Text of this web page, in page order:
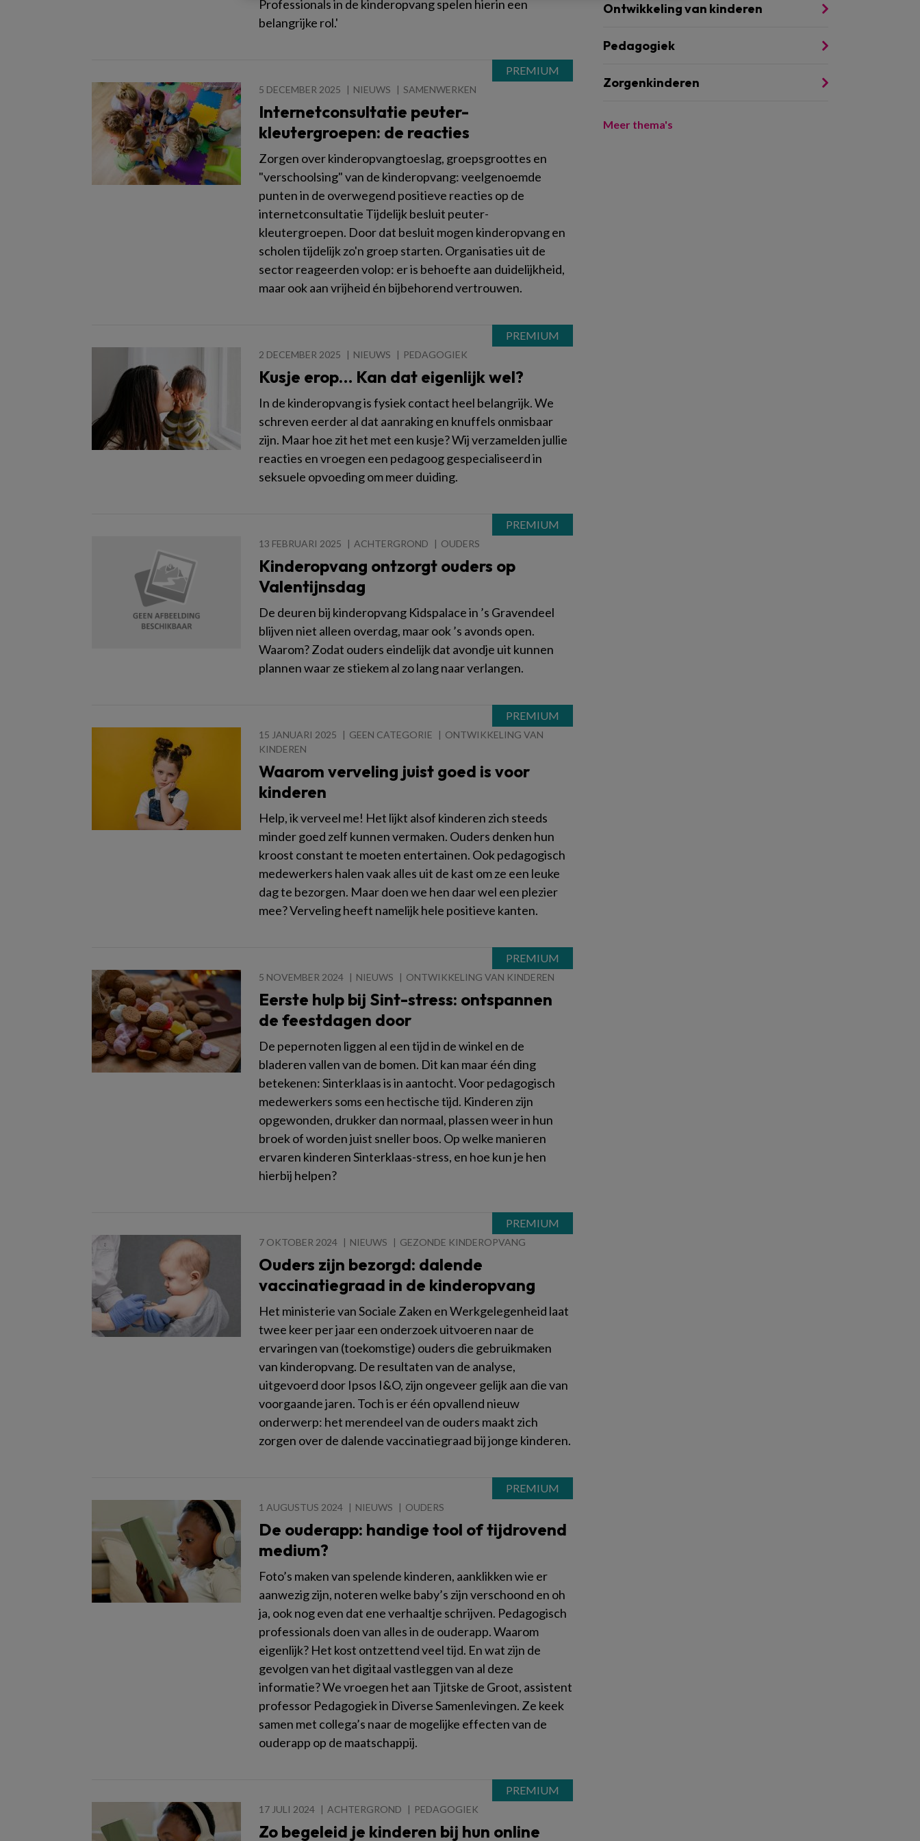
Professionals in de kinderopvang spelen hierin een
belangrijke rol.'
5 DECEMBER 2025 NIEUWS SAMENWERKEN
Internetconsultatie peuter-
kleutergroepen: de reacties
Zorgen over kinderopvangtoeslag, groepsgroottes en
"verschoolsing" van de kinderopvang: veelgenoemde
punten in de overwegend positieve reacties op de
internetconsultatie Tijdelijk besluit peuter-
kleutergroepen. Door dat besluit mogen kinderopvang en
scholen tijdelijk zo'n groep starten. Organisaties uit de
sector reageerden volop: er is behoefte aan duidelijkheid,
maar ook aan vrijheid én bijbehorend vertrouwen.
2 DECEMBER 2025 NIEUWS PEDAGOGIEK
Kusje erop… Kan dat eigenlijk wel?
In de kinderopvang is fysiek contact heel belangrijk. We
schreven eerder al dat aanraking en knuffels onmisbaar
zijn. Maar hoe zit het met een kusje? Wij verzamelden jullie
reacties en vroegen een pedagoog gespecialiseerd in
seksuele opvoeding om meer duiding.
13 FEBRUARI 2025 ACHTERGROND OUDERS
Kinderopvang ontzorgt ouders op
Valentijnsdag
De deuren bij kinderopvang Kidspalace in ’s Gravendeel
blijven niet alleen overdag, maar ook ’s avonds open.
Waarom? Zodat ouders eindelijk dat avondje uit kunnen
plannen waar ze stiekem al zo lang naar verlangen.
15 JANUARI 2025 GEEN CATEGORIE
ONTWIKKELING VAN
KINDEREN
Waarom verveling juist goed is voor
kinderen
Help, ik verveel me! Het lijkt alsof kinderen zich steeds
minder goed zelf kunnen vermaken. Ouders denken hun
kroost constant te moeten entertainen. Ook pedagogisch
medewerkers halen vaak alles uit de kast om ze een leuke
dag te bezorgen. Maar doen we hen daar wel een plezier
mee? Verveling heeft namelijk hele positieve kanten.
5 NOVEMBER 2024 NIEUWS ONTWIKKELING VAN KINDEREN
Eerste hulp bij Sint-stress: ontspannen
de feestdagen door
De pepernoten liggen al een tijd in de winkel en de
bladeren vallen van de bomen. Dit kan maar één ding
betekenen: Sinterklaas is in aantocht. Voor pedagogisch
medewerkers soms een hectische tijd. Kinderen zijn
opgewonden, drukker dan normaal, plassen weer in hun
broek of worden juist sneller boos. Op welke manieren
ervaren kinderen Sinterklaas-stress, en hoe kun je hen
hierbij helpen?
7 OKTOBER 2024 NIEUWS GEZONDE KINDEROPVANG
Ouders zijn bezorgd: dalende
vaccinatiegraad in de kinderopvang
Het ministerie van Sociale Zaken en Werkgelegenheid laat
twee keer per jaar een onderzoek uitvoeren naar de
ervaringen van (toekomstige) ouders die gebruikmaken
van kinderopvang. De resultaten van de analyse,
uitgevoerd door Ipsos I&O, zijn ongeveer gelijk aan die van
voorgaande jaren. Toch is er één opvallend nieuw
onderwerp: het merendeel van de ouders maakt zich
zorgen over de dalende vaccinatiegraad bij jonge kinderen.
1 AUGUSTUS 2024 NIEUWS OUDERS
De ouderapp: handige tool of tijdrovend
medium?
Foto’s maken van spelende kinderen, aanklikken wie er
aanwezig zijn, noteren welke baby’s zijn verschoond en oh
ja, ook nog even dat ene verhaaltje schrijven. Pedagogisch
professionals doen van alles in de ouderapp. Waarom
eigenlijk? Het kost ontzettend veel tijd. En wat zijn de
gevolgen van het digitaal vastleggen van al deze
informatie? We vroegen het aan Tjitske de Groot, assistent
professor Pedagogiek in Diverse Samenlevingen. Ze keek
samen met collega’s naar de mogelijke effecten van de
ouderapp op de maatschappij.
17 JULI 2024 ACHTERGROND PEDAGOGIEK
Zo begeleid je kinderen bij hun online
Ontwikkeling van kinderen
Pedagogiek
Zorgenkinderen
Meer thema's